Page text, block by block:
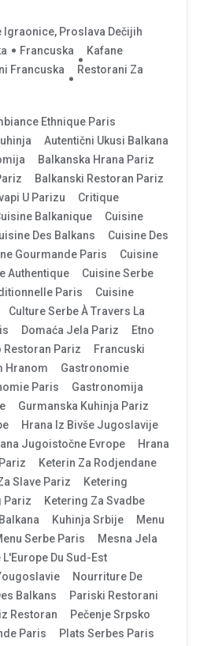
Igraonice, Proslava Dečijih
Francuska
Kafane
Francuska
Restorani Za
Ethnique Paris
Autentični Ukusi Balkana
Balkanska Hrana Pariz
Balkanski Restoran Pariz
U Parizu
Critique
Balkanique
Cuisine
Des Balkans
Cuisine Des
Gourmande Paris
Cuisine
Authentique
Cuisine Serbe
Paris
Cuisine
Culture Serbe À Travers La
Domaća Jela Pariz
Etno
Restoran Pariz
Francuski
Hranom
Gastronomie
Paris
Gastronomija
Gurmanska Kuhinja Pariz
Hrana Iz Bivše Jugoslavije
Jugoistočne Evrope
Hrana
Keterin Za Rodjendane
Slave Pariz
Ketering
Pariz
Ketering Za Svadbe
Kuhinja Srbije
Menu
Serbe Paris
Mesna Jela
Du Sud-Est
Nourriture De
Balkans
Pariski Restorani
Restoran
Pečenje Srpsko
Paris
Plats Serbes Paris